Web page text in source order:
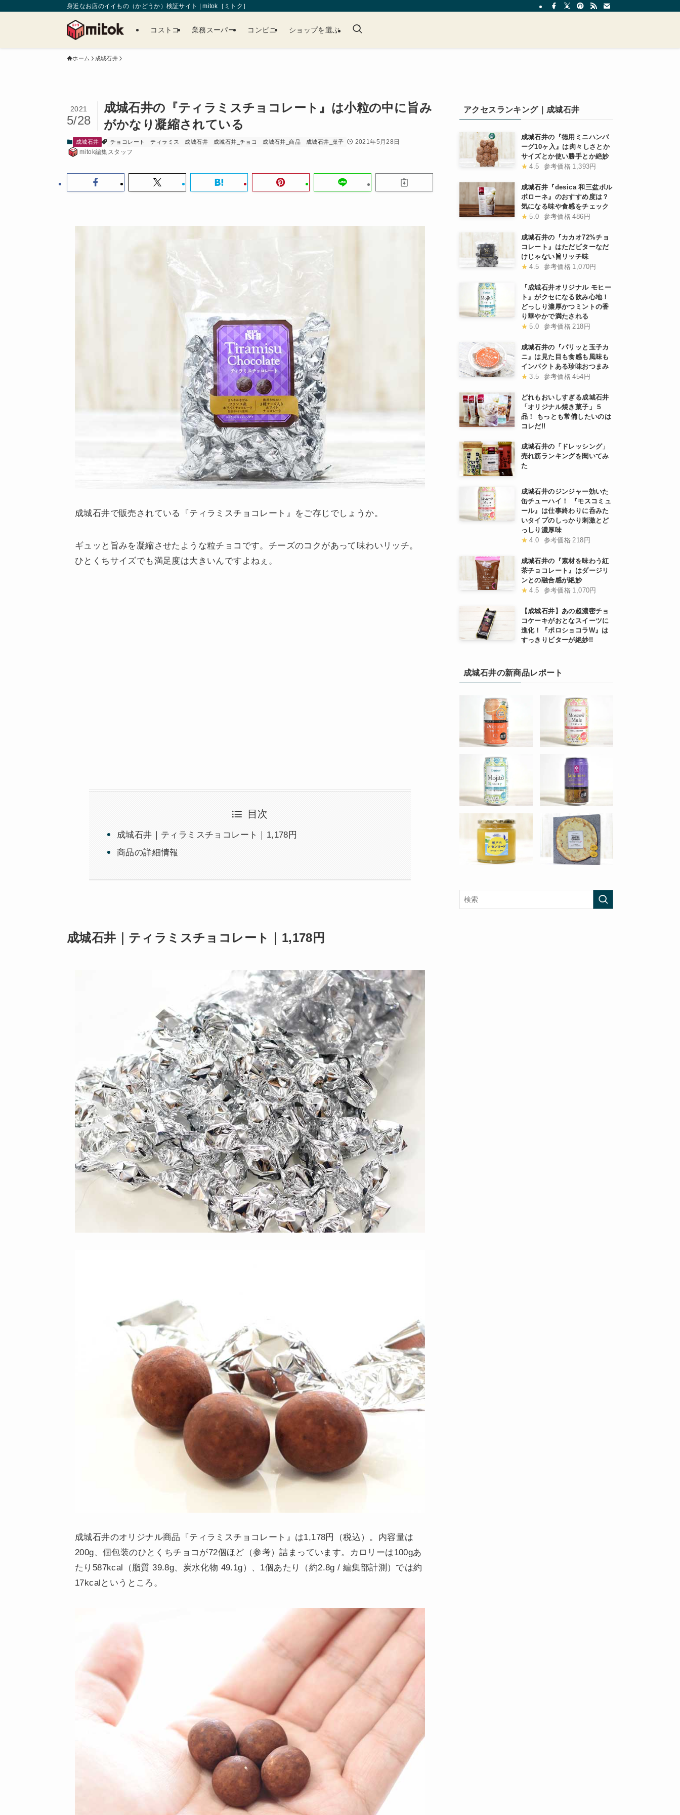
身近なお店のイイもの（かどうか）検証サイト | mitok［ミトク］
コストコ 業務スーパー コンビニ ショップを選ぶ
ホーム 成城石井
成城石井の『ティラミスチョコレート』は小粒の中に旨み
がかなり凝縮されている
2021
5/28
成城石井 チョコレート ティラミス 成城石井 成城石井_チョコ 成城石井_商品 成城石井_菓子
2021年5月28日
mitok編集スタッフ
成城石井で販売されている『ティラミスチョコレート』をご存じでしょうか。
ギュッと旨みを凝縮させたような粒チョコです。チーズのコクがあって味わいリッチ。
ひとくちサイズでも満足度は大きいんですよねぇ。
目次
成城石井｜ティラミスチョコレート｜1,178円
商品の詳細情報
成城石井｜ティラミスチョコレート｜1,178円
成城石井のオリジナル商品『ティラミスチョコレート』は1,178円（税込）。内容量は
200g、個包装のひとくちチョコが72個ほど（参考）詰まっています。カロリーは100gあ
たり587kcal（脂質 39.8g、炭水化物 49.1g）、1個あたり（約2.8g / 編集部計測）では約
17kcalというところ。
アクセスランキング｜成城石井
成城石井の『徳用ミニハンバ
ーグ10ヶ入』は肉々しさとか
サイズとか使い勝手とか絶妙
★ 4.5 参考価格 1,393円
成城石井『desica 和三盆ポル
ボローネ』のおすすめ度は？
気になる味や食感をチェック
★ 5.0 参考価格 486円
成城石井の『カカオ72%チョ
コレート』はただビターなだ
けじゃない旨リッチ味
★ 4.5 参考価格 1,070円
『成城石井オリジナル モヒー
ト』がクセになる飲み心地！
どっしり濃厚かつミントの香
り華やかで満たされる
★ 5.0 参考価格 218円
成城石井の『パリッと玉子カ
ニ』は見た目も食感も風味も
インパクトある珍味おつまみ
★ 3.5 参考価格 454円
どれもおいしすぎる成城石井
「オリジナル焼き菓子」５
品！ もっとも常備したいのは
コレだ!!
成城石井の「ドレッシング」
売れ筋ランキングを聞いてみ
た
成城石井のジンジャー効いた
缶チューハイ！ 『モスコミュ
ール』は仕事終わりに呑みた
いタイプのしっかり刺激とど
っしり濃厚味
★ 4.0 参考価格 218円
成城石井の『素材を味わう紅
茶チョコレート』はダージリ
ンとの融合感が絶妙
★ 4.5 参考価格 1,070円
【成城石井】あの超濃密チョ
コケーキがおとなスイーツに
進化！『ポロショコラW』は
すっきりビターが絶妙!!
成城石井の新商品レポート